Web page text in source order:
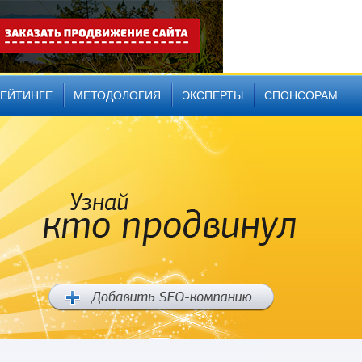
МЕТОДОЛОГИЯ ЭКСПЕРТЫ СПОНСОРАМ